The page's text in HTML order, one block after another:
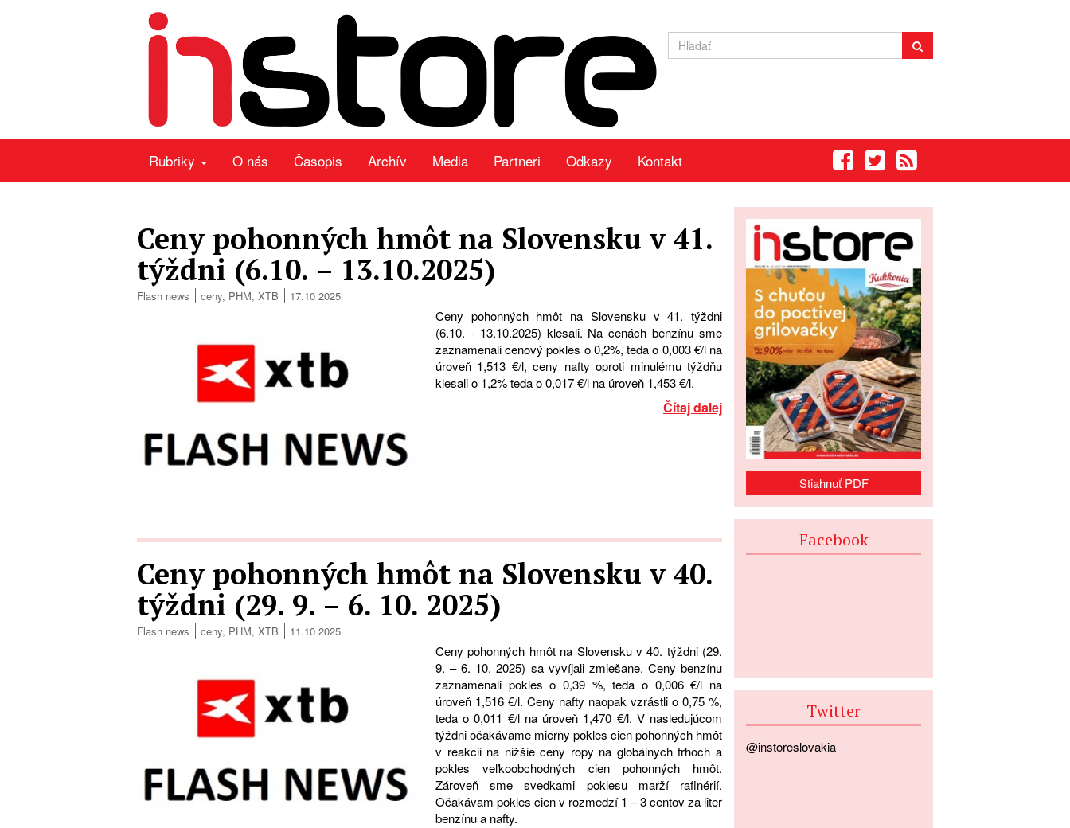
Rubriky O nás Časopis Archív Media Partneri Odkazy Kontakt
Ceny pohonných hmôt na Slovensku v 41.
týždni (6.10. – 13.10.2025)
Flash news ceny, PHM, XTB 17.10 2025
Ceny pohonných hmôt na Slovensku v 41. týždni
(6.10. - 13.10.2025) klesali. Na cenách benzínu sme
zaznamenali cenový pokles o 0,2%, teda o 0,003 €/l na
úroveň 1,513 €/l, ceny nafty oproti minulému týždňu
klesali o 1,2% teda o 0,017 €/l na úroveň 1,453 €/l.
Čítaj dalej
Ceny pohonných hmôt na Slovensku v 40.
týždni (29. 9. – 6. 10. 2025)
Flash news ceny, PHM, XTB 11.10 2025
Ceny pohonných hmôt na Slovensku v 40. týždni (29.
9. – 6. 10. 2025) sa vyvíjali zmiešane. Ceny benzínu
zaznamenali pokles o 0,39 %, teda o 0,006 €/l na
úroveň 1,516 €/l. Ceny nafty naopak vzrástli o 0,75 %,
teda o 0,011 €/l na úroveň 1,470 €/l. V nasledujúcom
týždni očakávame mierny pokles cien pohonných hmôt
v reakcii na nižšie ceny ropy na globálnych trhoch a
pokles veľkoobchodných cien pohonných hmôt.
Zároveň sme svedkami poklesu marží rafinérií.
Očakávam pokles cien v rozmedzí 1 – 3 centov za liter
benzínu a nafty.
Stiahnuť PDF
Facebook
Twitter
@instoreslovakia